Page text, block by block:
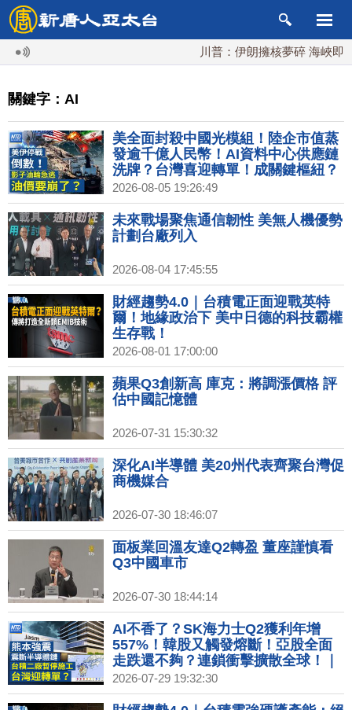
川普：伊朗擁核夢碎 海峽即將恢復
關鍵字：AI
美全面封殺中國光模組！陸企市值蒸
發逾千億人民幣！AI資料中心供應鏈
洗牌？台灣喜迎轉單！成關鍵樞紐？
｜#財經新聞│20260805 (三)
2026-08-05 19:26:49
未來戰場聚焦通信韌性 美無人機優勢
計劃台廠列入
2026-08-04 17:45:55
財經趨勢4.0｜台積電正面迎戰英特
爾！地緣政治下 美中日德的科技霸權
生存戰！
2026-08-01 17:00:00
蘋果Q3創新高 庫克：將調漲價格 評
估中國記憶體
2026-07-31 15:30:32
深化AI半導體 美20州代表齊聚台灣促
商機媒合
2026-07-30 18:46:07
面板業回溫友達Q2轉盈 董座謹慎看
Q3中國車市
2026-07-30 18:44:14
AI不香了？SK海力士Q2獲利年增
557%！韓股又觸發熔斷！亞股全面
走跌還不夠？連鎖衝擊擴散全球！｜
#財經新聞│20260729(三)
2026-07-29 19:32:30